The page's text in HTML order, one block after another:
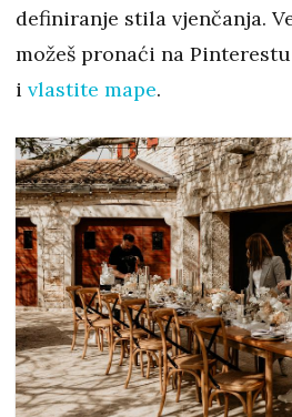
definiranje stila vjenčanja.
možeš pronaći na
i vlastite mape.